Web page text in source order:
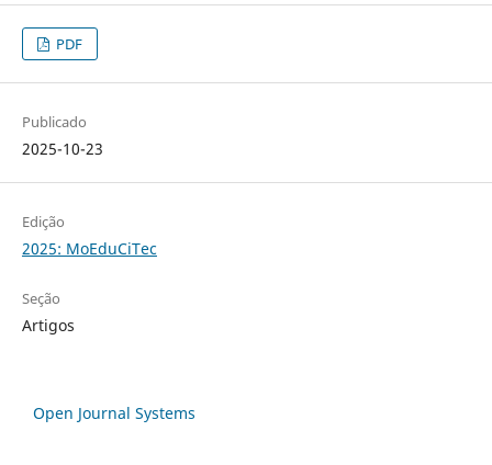
PDF
Publicado
2025-10-23
Edição
2025: MoEduCiTec
Seção
Artigos
Open Journal Systems